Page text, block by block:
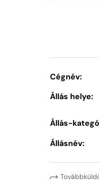
Cégnév:
Állás helye:
Állás-
Állásnév: